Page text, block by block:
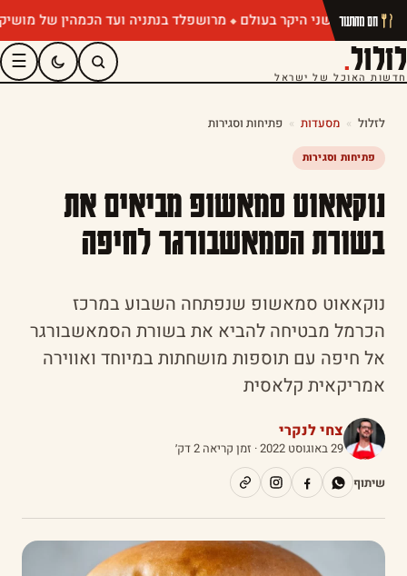
מרושפלד בנתניה ועד הכמהין של מושיק חם מהתנור
לזלול.
חדשות האוכל של ישראל
☰
לזלול » מסעדות » פתיחות וסגירות
פתיחות וסגירות
נוקאאוט סמאשופ מביאים את
בשורת הסמאשבורגר לחיפה
נוקאאוט סמאשופ שנפתחה השבוע במרכז
הכרמל מבטיחה להביא את בשורת הסמאשבורגר
אל חיפה עם תוספות מושחתות במיוחד ואווירה
אמריקאית קלאסית
צחי לנקרי
29 באוגוסט 2022
· זמן קריאה 2 דק׳
שיתוף